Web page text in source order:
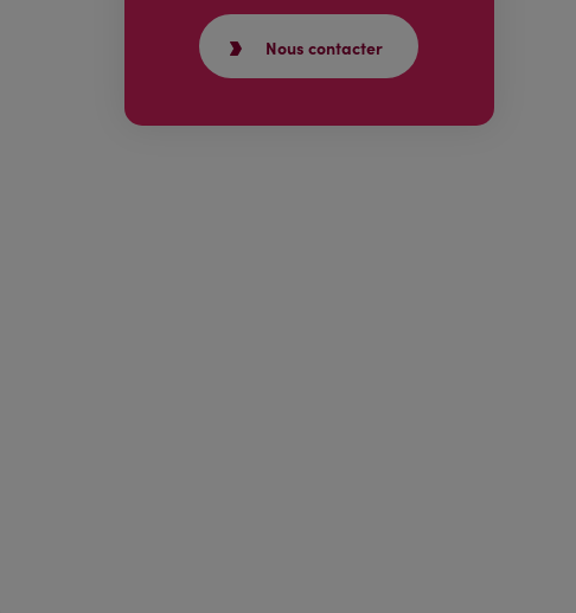
Nous contacter